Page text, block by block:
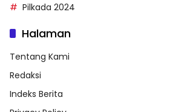
Pilkada 2024
Halaman
Tentang Kami
Redaksi
Indeks Berita